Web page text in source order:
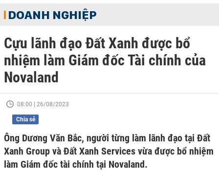
DOANH NGHIỆP
Cựu lãnh đạo Đất Xanh được bổ
nhiệm làm Giám đốc Tài chính của
Novaland
08:00 | 26/08/2023
Chia sẻ
Ông Dương Văn Bắc, người từng làm lãnh đạo tại Đất
Xanh Group và Đất Xanh Services vừa được bổ nhiệm
làm Giám đốc tài chính tại Novaland.